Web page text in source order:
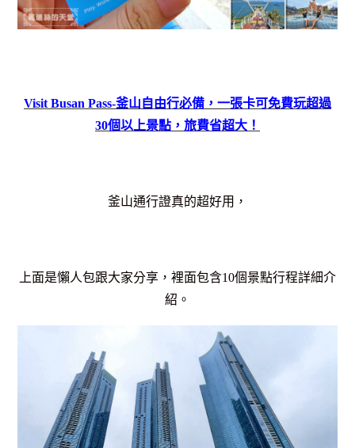
Visit Busan Pass-釜山自由行必備，一張卡可免費玩超過
30個以上景點，旅費省超大！
釜山通行證真的超好用，
上面是懶人包跟大家分享，裡面包含10個景點行程詳細介
紹。